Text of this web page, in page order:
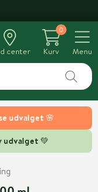
udvalget 🌸
udvalget 💚
center
0
Kurv
Menu